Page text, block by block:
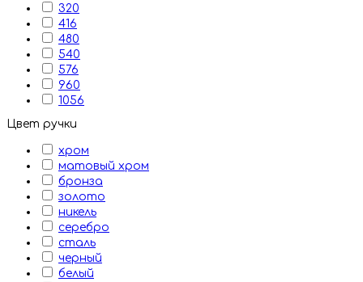
320
416
480
540
576
960
1056
Цвет ручки
хром
матовый хром
бронза
золото
никель
серебро
сталь
черный
белый